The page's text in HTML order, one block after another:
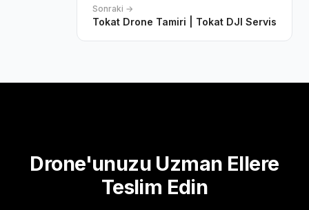
Sonraki →
Tokat Drone Tamiri | Tokat DJI Servis
Drone'unuzu Uzman Ellere
Teslim Edin